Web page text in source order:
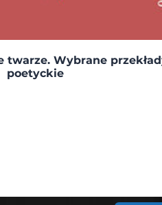
twarze. Wybrane
poetyckie